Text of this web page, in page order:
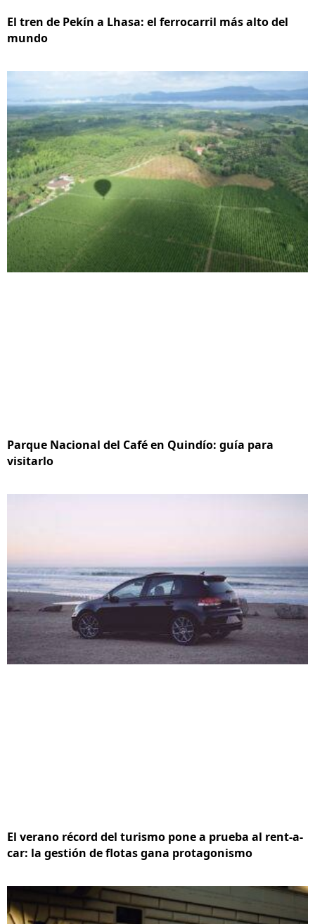
El tren de Pekín a Lhasa: el ferrocarril más alto del
mundo
Parque Nacional del Café en Quindío: guía para
visitarlo
El verano récord del turismo pone a prueba al rent-a-
car: la gestión de flotas gana protagonismo